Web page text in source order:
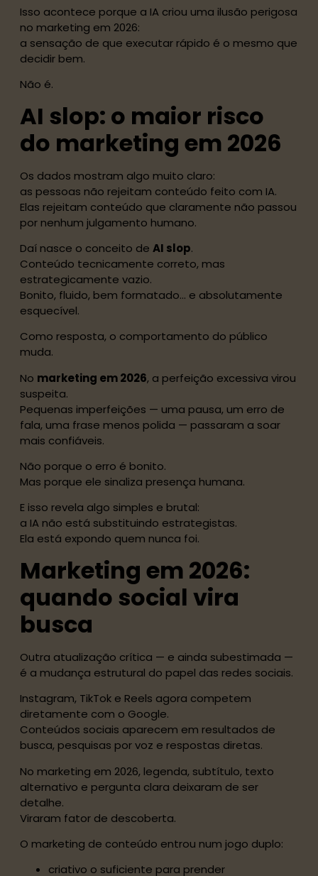
Isso acontece porque a IA criou uma ilusão perigosa
no marketing em 2026:
a sensação de que executar rápido é o mesmo que
decidir bem.
Não é.
AI slop: o maior risco
do marketing em 2026
Os dados mostram algo muito claro:
as pessoas não rejeitam conteúdo feito com IA.
Elas rejeitam conteúdo que claramente não passou
por nenhum julgamento humano.
Daí nasce o conceito de AI slop.
Conteúdo tecnicamente correto, mas
estrategicamente vazio.
Bonito, fluido, bem formatado… e absolutamente
esquecível.
Como resposta, o comportamento do público
muda.
No marketing em 2026, a perfeição excessiva virou
suspeita.
Pequenas imperfeições — uma pausa, um erro de
fala, uma frase menos polida — passaram a soar
mais confiáveis.
Não porque o erro é bonito.
Mas porque ele sinaliza presença humana.
E isso revela algo simples e brutal:
a IA não está substituindo estrategistas.
Ela está expondo quem nunca foi.
Marketing em 2026:
quando social vira
busca
Outra atualização crítica — e ainda subestimada —
é a mudança estrutural do papel das redes sociais.
Instagram, TikTok e Reels agora competem
diretamente com o Google.
Conteúdos sociais aparecem em resultados de
busca, pesquisas por voz e respostas diretas.
No marketing em 2026, legenda, subtítulo, texto
alternativo e pergunta clara deixaram de ser
detalhe.
Viraram fator de descoberta.
O marketing de conteúdo entrou num jogo duplo:
criativo o suficiente para prender